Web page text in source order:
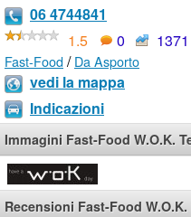
06 4744841
1.5
0 1371
Fast-Food/Da Asporto
vedi la mappa
Indicazioni
Immagini Fast-Food W.O.K.
Recensioni Fast-Food